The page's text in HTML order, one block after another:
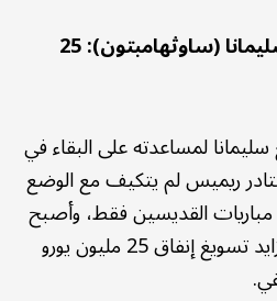
الغاني كمال الدين سليمانا (ساوثهامبتون): 25
سليمانا لمساعدته على البقاء في
ريميس لم يتكيف مع الوضع
القديسين فقط، وأصبح
من غير المرجح بشكل متزايد تسويغ إنفاق 25 مليون يورو